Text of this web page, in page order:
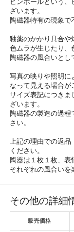
ざいます。
陶磁器特有の現象で
釉薬のかかり具合や
色ムラが生じたり、
陶磁器の風合いとし
写真の映りや照明に
なって見える場合が
サイズ表記につきま
ざいます。
陶磁器の製造の過
さい。
上記の理由での返
ください。
陶器は１枚１枚、表
それぞれの風合いを
その他の詳細
販売価格